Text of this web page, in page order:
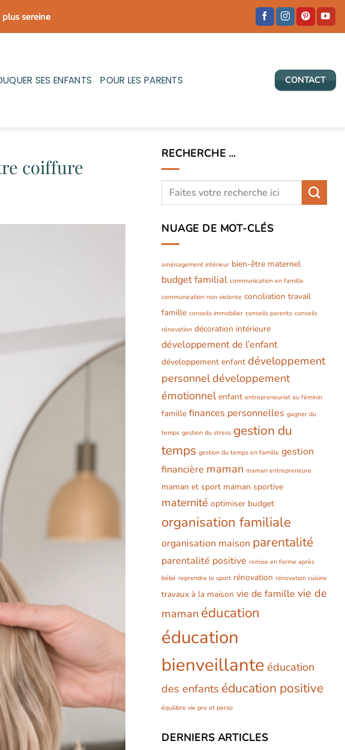
sereine
SES ENFANTS POUR LES PARENTS CONTACT
coiffure
RECHERCHE …
NUAGE DE MOT-CLÉS
aménagement intérieur bien-être maternel
budget familial communication en famille
communication non violente conciliation travail
famille conseils immobilier conseils parents conseils
rénovation décoration intérieure
développement de l’enfant
développement enfant développement
personneldéveloppement
émotionnel enfant entrepreneuriat au féminin
famille finances personnelles gagner du
temps gestion du stress gestion du
temps gestion du temps en famille gestion
financière maman maman entrepreneure
maman et sport maman sportive
maternité optimiser budget
organisation familiale
organisation maison parentalité
parentalité positive remise en forme après
bébé reprendre le sport rénovation rénovation cuisine
travaux à la maison vie de famille vie de
maman éducation
éducation
bienveillante éducation
des enfants éducation positive
équilibre vie pro et perso
DERNIERS ARTICLES